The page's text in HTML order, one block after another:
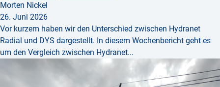
Morten Nickel
26. Juni 2026
Vor kurzem haben wir den Unterschied zwischen Hydranet
Radial und DYS dargestellt. In diesem Wochenbericht geht es
um den Vergleich zwischen Hydranet...